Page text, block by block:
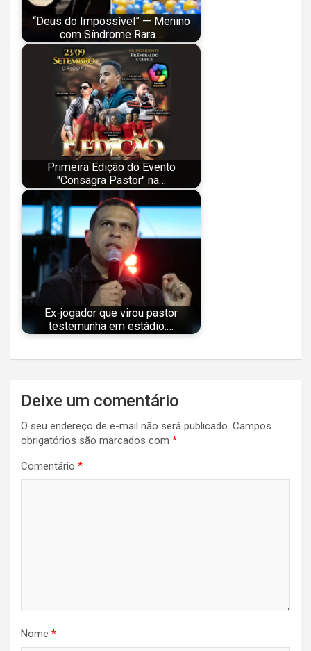
“Deus do Impossível” — Menino
com Síndrome Rara…
Primeira Edição do Evento
"Consagra Pastor" na…
Ex-jogador que virou pastor
testemunha em estádio:…
Navegação
de
Post
Deixe um comentário
O seu endereço de e-mail não será publicado. Campos
obrigatórios são marcados com *
Comentário *
Nome *